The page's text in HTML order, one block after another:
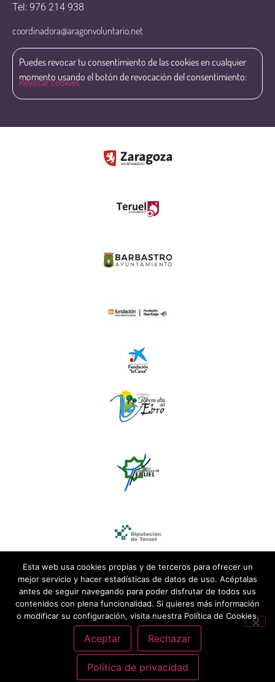
Tel: 976 214 938
coordinadora@aragonvoluntario.net
Puedes revocar tu consentimiento de las cookies en cualquier
momento usando el botón de revocación del consentimiento:
Revocar cookies
Esta web usa cookies propias y de terceros para ofrecer un
mejor servicio y hacer estadísticas de datos de uso. Acéptalas
antes de seguir navegando para poder disfrutar de todos sus
contenidos con plena funcionalidad. Si quieres más información
o modificar su configuración, visita nuestra Política de Cookies.
Aceptar Rechazar
Política de privacidad